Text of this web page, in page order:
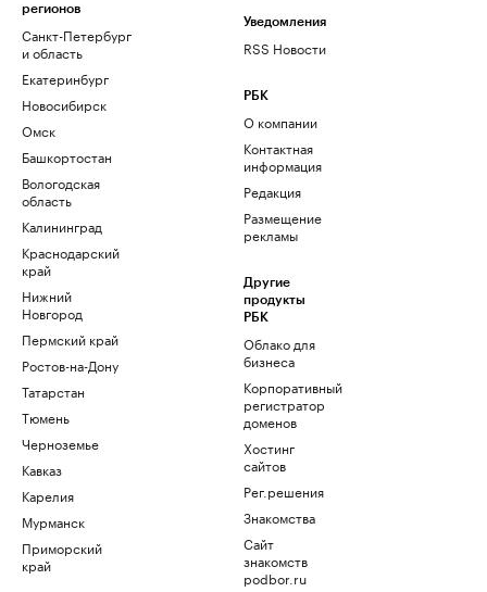
регионов
Санкт-Петербург
и область
Екатеринбург
Новосибирск
Омск
Башкортостан
Вологодская
область
Калининград
Краснодарский
край
Нижний
Новгород
Пермский край
Ростов-на-Дону
Татарстан
Тюмень
Черноземье
Кавказ
Карелия
Мурманск
Приморский
край
Уведомления
RSS Новости
РБК
О компании
Контактная
информация
Редакция
Размещение
рекламы
Другие
продукты
РБК
Облако для
бизнеса
Корпоративный
регистратор
доменов
Хостинг
сайтов
Рег.решения
Знакомства
Сайт
знакомств
podbor.ru